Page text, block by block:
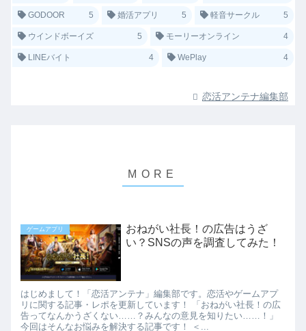
GODOOR 5 婚活アプリ 5 軽音サークル 5
ウインドボーイズ 5 モーリーオンライン 4
LINEバイト 4 WePlay 4
恋活アンテナ編集部
ゲームアプリ
おねがい社長！の広告はうざ
い？SNSの声を調査してみた！
はじめまして！「恋活アンテナ」編集部です。恋活やゲームアプ
リに関する記事・レポを更新しています！ 「おねがい社長！の広
告ってなんかうざくない……？みんなの意見を知りたい……！」
今回はそんなお悩みを解決する記事です！ ＜...